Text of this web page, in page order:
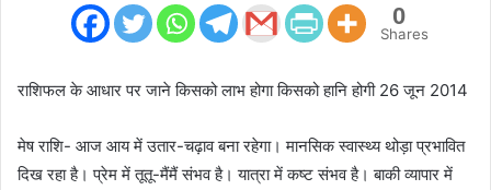
0
Shares
राशिफल के आधार पर जाने किसको लाभ होगा किसको हानि होगी 26 जून 2014
मेष राशि- आज आय में उतार-चढ़ाव बना रहेगा। मानसिक स्वास्थ्य थोड़ा प्रभावित
दिख रहा है। प्रेम में तूतू-मैंमैं संभव है। यात्रा में कष्ट संभव है। बाकी व्यापार में